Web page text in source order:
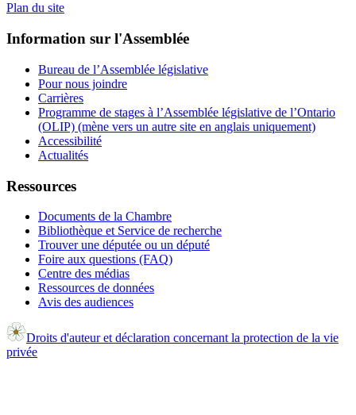
Plan du site
Information sur l'Assemblée
Bureau de l’Assemblée législative
Pour nous joindre
Carrières
Programme de stages à l’Assemblée législative de l’Ontario
(OLIP) (mène vers un autre site en anglais uniquement)
Accessibilité
Actualités
Ressources
Documents de la Chambre
Bibliothèque et Service de recherche
Trouver une députée ou un député
Foire aux questions (FAQ)
Centre des médias
Ressources de données
Avis des audiences
Droits d'auteur et déclaration concernant la protection de la vie
privée